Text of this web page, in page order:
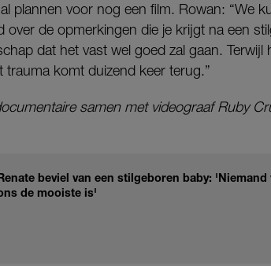
plannen voor nog een film. Rowan: “We
over de opmerkingen die je krijgt na een
dat het vast wel goed zal gaan. Terwijl
trauma komt duizend keer terug.”
samen met videograaf Ruby
beviel van een stilgeboren baby:
de mooiste is'